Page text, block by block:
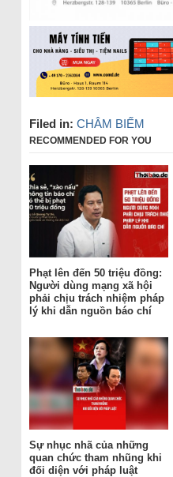
Filed in: CHÂM BIẾM
RECOMMENDED FOR YOU
Phạt lên đến 50 triệu đồng:
Người dùng mạng xã hội
phải chịu trách nhiệm pháp
lý khi dẫn nguồn báo chí
Sự nhục nhã của những
quan chức tham nhũng khi
đối diện với pháp luật